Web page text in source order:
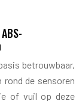
betrouwbaar,
rond de sensoren
of vuil op deze